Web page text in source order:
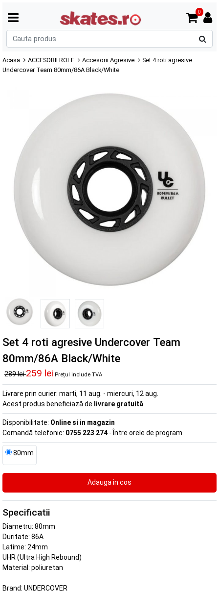
0
Acasa ACCESORII ROLE Accesorii Agresive
Set 4 roti agresive
Undercover Team 80mm/86A Black/White
Set 4 roti agresive Undercover Team
80mm/86A Black/White
289 lei259 lei Prețul include TVA
Livrare prin curier: marti, 11 aug. - miercuri, 12 aug.
Acest produs beneficiază de livrare gratuită
Disponibilitate: Online si in magazin
Comandă telefonic: 0755 223 274 - Între orele de program
80mm
Specificatii
Diametru: 80mm
Duritate: 86A
Latime: 24mm
UHR (Ultra High Rebound)
Material: poliuretan
Brand: UNDERCOVER